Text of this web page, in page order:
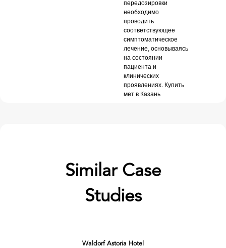
передозировки
необходимо
проводить
соответствующее
симптоматическое
лечение, основываясь
на состоянии
пациента и
клинических
проявлениях. Купить
мет в Казань
Similar Case
Studies
Waldorf Astoria Hotel